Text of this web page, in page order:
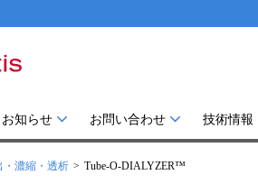
お知らせ お問い合わせ 技術情報
・濃縮・透析 Tube-O-DIALYZER™